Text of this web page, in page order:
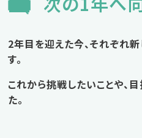
2年目を迎えた今、それぞれ
す。
これから挑戦したいことや、
た。